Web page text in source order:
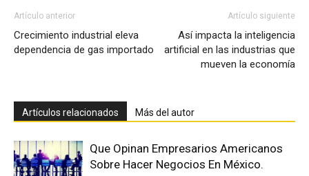
Artículo anterior
Crecimiento industrial eleva
dependencia de gas importado
Artículo siguiente
Así impacta la inteligencia
artificial en las industrias que
mueven la economía
Artículos relacionados Más del autor
Que Opinan Empresarios Americanos
Sobre Hacer Negocios En México.